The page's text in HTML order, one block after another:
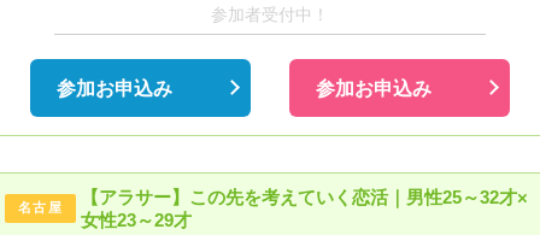
参加者受付中！
参加お申込み 参加お申込み
名古屋
【アラサー】この先を考えていく恋活｜男性25～32才×
女性23～29才